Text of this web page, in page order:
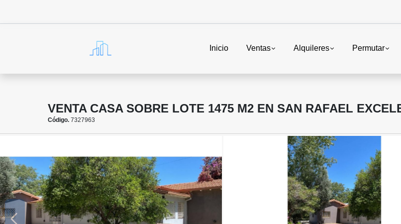
Inicio Ventas Alquileres Permutar
VENTA CASA SOBRE LOTE 1475 M2 EN SAN RAFAEL
Código. 7327963